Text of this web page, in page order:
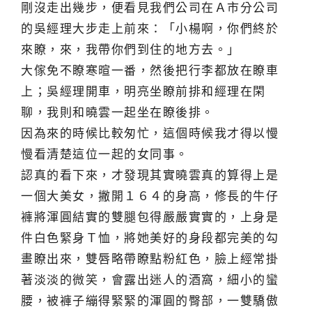
剛沒走出幾步，便看見我們公司在Ａ市分公司
的吳經理大步走上前來：「小楊啊，你們終於
來瞭，來，我帶你們到住的地方去。」
大傢免不瞭寒暄一番，然後把行李都放在瞭車
上；吳經理開車，明亮坐瞭前排和經理在閑
聊，我則和曉雲一起坐在瞭後排。
因為來的時候比較匆忙，這個時候我才得以慢
慢看清楚這位一起的女同事。
認真的看下來，才發現其實曉雲真的算得上是
一個大美女，撇開１６４的身高，修長的牛仔
褲將渾圓結實的雙腿包得嚴嚴實實的，上身是
件白色緊身Ｔ恤，將她美好的身段都完美的勾
畫瞭出來，雙唇略帶瞭點粉紅色，臉上經常掛
著淡淡的微笑，會露出迷人的酒窩，細小的蠻
腰，被褲子繃得緊緊的渾圓的臀部，一雙驕傲